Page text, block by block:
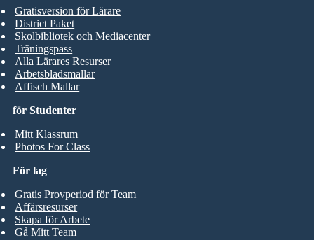
för Studenter
Mitt Klassrum
Photos For Class
Gratisversion för Lärare
District Paket
Skolbibliotek och Mediacenter
Träningspass
Alla Lärares Resurser
Arbetsbladsmallar
Affisch Mallar
För lag
Gratis Provperiod för Team
Affärsresurser
Skapa för Arbete
Gå Mitt Team